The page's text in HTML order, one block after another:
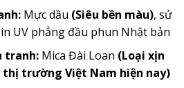
Mực dầu (Siêu bền màu), sử
UV phẳng đầu phun Nhật bản
tranh:Mica Đài Loan (Loại xịn
trường Việt Nam hiện nay)